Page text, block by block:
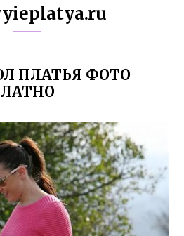
ПЛАТЬЯ ФОТО